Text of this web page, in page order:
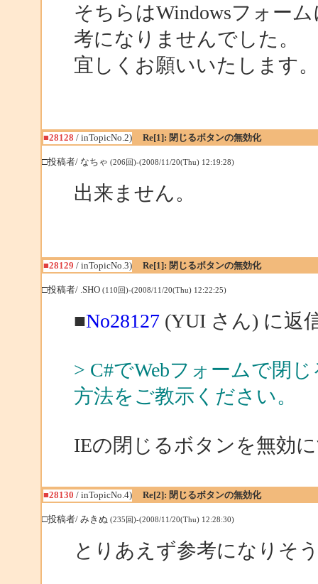
そちらはWindowsフォー
考になりませんでした。
宜しくお願いいたします。
■28128 / inTopicNo.2) Re[1]: 閉じるボタンの無効化
□投稿者/ なちゃ (206回)-(2008/11/20(Thu) 12:19:28)
出来ません。
■28129 / inTopicNo.3) Re[1]: 閉じるボタンの無効化
□投稿者/ .SHO (110回)-(2008/11/20(Thu) 12:22:25)
■No28127(YUI さん) に返
> C#でWebフォームで閉
方法をご教示ください。
IEの閉じるボタンを無効
■28130 / inTopicNo.4) Re[2]: 閉じるボタンの無効化
□投稿者/ みきぬ (235回)-(2008/11/20(Thu) 12:28:30)
とりあえず参考になりそ